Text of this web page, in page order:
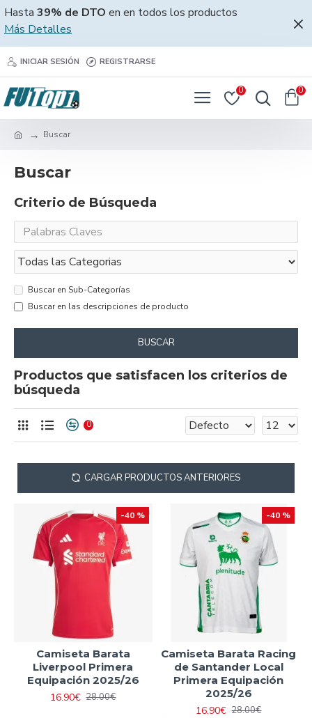
Hasta 39% de DTO en en todos los productos
Más Detalles
INICIAR SESIÓN REGISTRARSE
0 0
Buscar
Buscar
Criterio de Búsqueda
Buscar en Sub-Categorías
Buscar en las descripciones de producto
BUSCAR
Productos que satisfacen los criterios de
búsqueda
0
CARGAR PRODUCTOS ANTERIORES
-40 %
Camiseta Barata
Liverpool Primera
Equipación 2025/26
16.90€ 28.00€
-40 %
Camiseta Barata Racing
de Santander Local
Primera Equipación
2025/26
16.90€ 28.00€